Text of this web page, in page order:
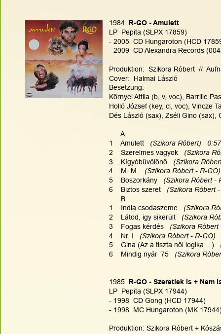
1984
  R-GO - Amulett
LP  Pepita (SLPX 17859)
- 2005  CD Hungaroton (HCD
- 2009  CD Alexandra Records
Produktion:  Szikora Róbert  //
Cover:  Halmai László
Besetzung:
Környei Attila (b, v, voc), Barrille
Holló József (key, cl, voc), Vincze
Dés László (sax), Zséli Gino (sax),
      A
1    Amulett
(Szikora Róbert)   0:57
2    Szerelmes vagyok
(Szikora
3    Kígyóbűvölőnő
(Szikora
4    M. M.
(Szikora Róbert - R-
5    Boszorkány
(Szikora Róbert -
6    Biztos szeret
(Szikora Róbert
      B
1    India csodaszeme
(Szikora
2    Látod, igy sikerült
(Szikora
3    Fogas kérdés
(Szikora
4    Nr. I
(Szikora Róbert - R-GO)
5    Gina (Az a tiszta női logika ...)
6    Mindig nyár ’75
(Szikora
1985
R-GO - Szeretlek is + Nem
LP  Pepita (SLPX 17944)
- 1998  CD Gong (HCD 17944)
- 1998  MC Hungaroton (MK
Produktion: Szikora Róbert +